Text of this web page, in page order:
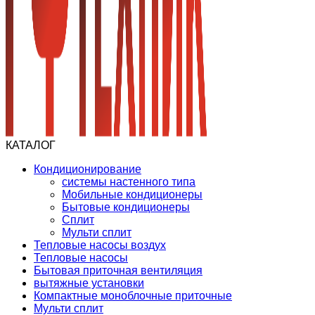
КАТАЛОГ
Кондиционирование
системы настенного типа
Мобильные кондиционеры
Бытовые кондиционеры
Сплит
Мульти сплит
Тепловые насосы воздух
Тепловые насосы
Бытовая приточная вентиляция
вытяжные установки
Компактные моноблочные приточные
Мульти сплит